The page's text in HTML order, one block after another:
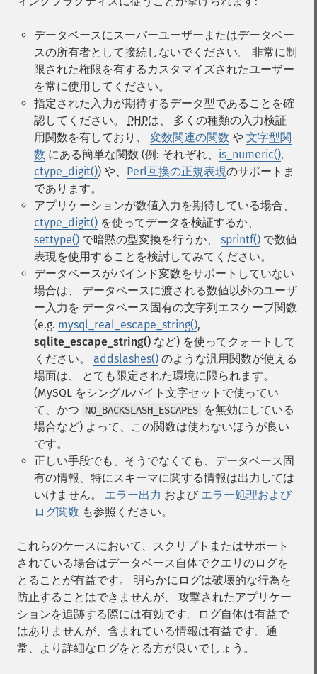
データベースにスーパーユーザーまたはデータベー
スの所有者として接続しないでください。 非常に制
限された権限を有するカスタマイズされたユーザー
を常に使用してください。
指定された入力が期待するデータ型であることを確
認してください。 PHPは、 多くの種類の入力検証
用関数を有しており、 変数関連の関数 や 文字型関
数 にある簡単な関数 (例: それぞれ、 is_numeric(),
ctype_digit()) や、 Perl互換の正規表現のサポートま
であります。
アプリケーションが数値入力を期待している場合、
ctype_digit() を使ってデータを検証するか、
settype() で暗黙の型変換を行うか、 sprintf() で数値
表現を使用することを検討してみてください。
データベースがバインド変数をサポートしていない
場合は、 データベースに渡される数値以外のユーザ
ー入力を データベース固有の文字列エスケープ関数
(e.g. mysql_real_escape_string(),
sqlite_escape_string() など) を使ってクォートして
ください。 addslashes() のような汎用関数が使える
場面は、 とても限定された環境に限られます。
(MySQL をシングルバイト文字セットで使ってい
て、かつ
NO_BACKSLASH_ESCAPES
を無効にしている
場合など) よって、この関数は使わないほうが良い
です。
正しい手段でも、そうでなくても、データベース固
有の情報、特にスキーマに関する情報は出力しては
いけません。 エラー出力 および エラー処理および
ログ関数 も参照ください。
これらのケースにおいて、スクリプトまたはサポート
されている場合はデータベース自体でクエリのログを
とることが有益です。 明らかにログは破壊的な行為を
防止することはできませんが、 攻撃されたアプリケー
ションを追跡する際には有効です。ログ自体は有益で
はありませんが、含まれている情報は有益です。通
常、より詳細なログをとる方が良いでしょう。